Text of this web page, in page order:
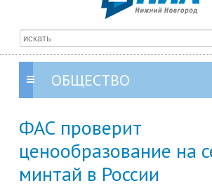
ОБЩЕСТВО
ФАС проверит
ценообразование на
минтай в России